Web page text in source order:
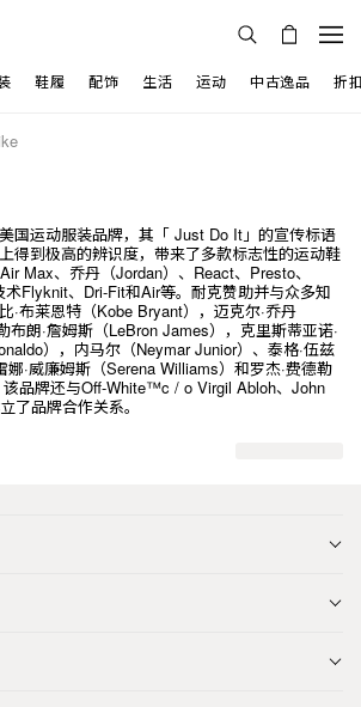
鞋履 配饰 生活 运动 中古逸品 折
国运动服装品牌，其「 Just Do It」的宣传标语
得到极高的辨识度，带来了多款标志性的运动鞋
Max、乔丹（Jordan）、React、Presto、
Flyknit、Dri-Fit和Air等。耐克赞助并与众多知
·布莱恩特（Kobe Bryant），迈克尔·乔丹
布朗·詹姆斯（LeBron James），克里斯蒂亚诺·
），内马尔（Neymar Junior）、泰格·伍兹
娜·威廉姆斯（Serena Williams）和罗杰·费德勒
该品牌还与Off-White™c / o Virgil Abloh、John
了品牌合作关系。